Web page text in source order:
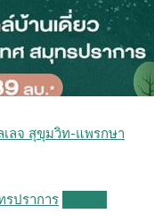
เลจ สุขุมวิท-แพรกษา
รปราการ